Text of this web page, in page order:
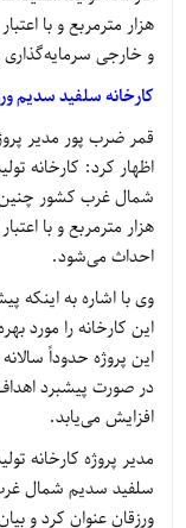
و خارجی
کارخانه سلفید سدیم
قمر ضرب پور مدیر
اظهار کرد: کارخانه
احداث می‌شود.
وی با اشاره به اینکه
این کارخانه را مورد
در صورت پیشبرد
افزایش می‌یابد.
مدیر پروژه کارخانه
سلفید سدیم شمال